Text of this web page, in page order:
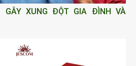
GÂY XUNG ĐỘT GIA ĐÌNH VÀ